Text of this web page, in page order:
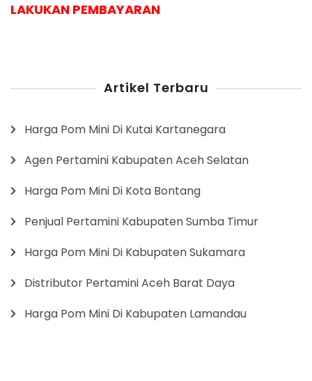
LAKUKAN PEMBAYARAN
Artikel Terbaru
Harga Pom Mini Di Kutai Kartanegara
Agen Pertamini Kabupaten Aceh Selatan
Harga Pom Mini Di Kota Bontang
Penjual Pertamini Kabupaten Sumba Timur
Harga Pom Mini Di Kabupaten Sukamara
Distributor Pertamini Aceh Barat Daya
Harga Pom Mini Di Kabupaten Lamandau